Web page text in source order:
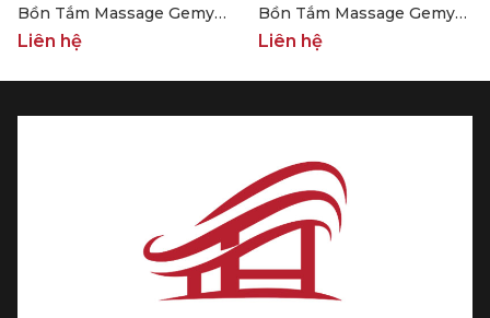
Bồn Tắm Massage Gemy
G9267-III
Liên hệ
Bồn Tắm Massage Gemy
G9099
Liên hệ